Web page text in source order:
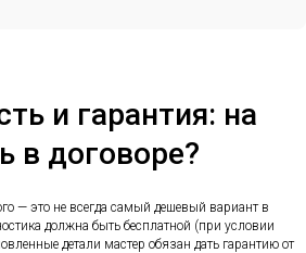
и гарантия: на
в договоре?
— это не всегда самый дешевый вариант в
должна быть бесплатной (при условии
детали мастер обязан дать гарантию от